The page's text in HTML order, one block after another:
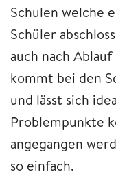
Schulen welche
Schüler
auch nach
kommt bei den
und lässt sich
Problempunkte
angegangen
so einfach.